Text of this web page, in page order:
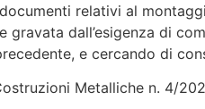
documenti relativi al
gravata dall’esigenza di
e cercando di
Metalliche n. 4/